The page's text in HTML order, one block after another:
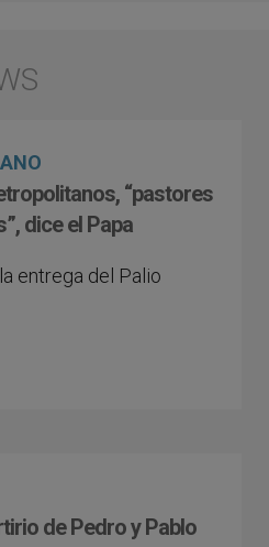
“pastores
dice el Papa
entrega del Palio
de Pedro y Pablo